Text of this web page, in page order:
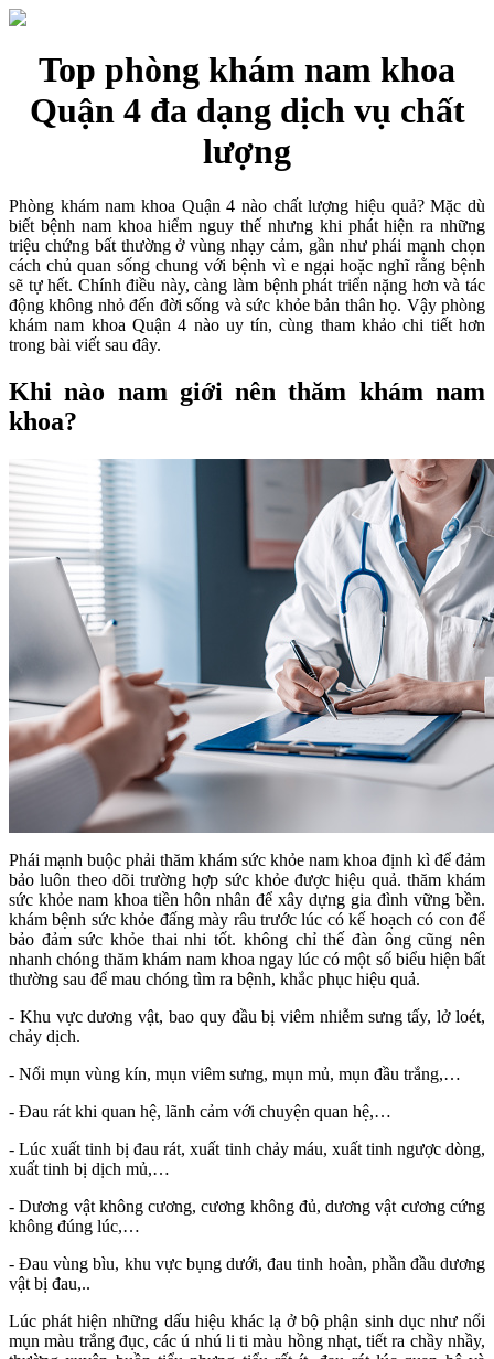
Top phòng khám nam khoa
Quận 4 đa dạng dịch vụ chất
lượng
Phòng khám nam khoa Quận 4 nào chất lượng hiệu quả? Mặc dù
biết bệnh nam khoa hiểm nguy thế nhưng khi phát hiện ra những
triệu chứng bất thường ở vùng nhạy cảm, gần như phái mạnh chọn
cách chủ quan sống chung với bệnh vì e ngại hoặc nghĩ rằng bệnh
sẽ tự hết. Chính điều này, càng làm bệnh phát triển nặng hơn và tác
động không nhỏ đến đời sống và sức khỏe bản thân họ. Vậy phòng
khám nam khoa Quận 4 nào uy tín, cùng tham khảo chi tiết hơn
trong bài viết sau đây.
Khi nào nam giới nên thăm khám nam
khoa?
Phái mạnh buộc phải thăm khám sức khỏe nam khoa định kì để đảm
bảo luôn theo dõi trường hợp sức khỏe được hiệu quả. thăm khám
sức khỏe nam khoa tiền hôn nhân để xây dựng gia đình vững bền.
khám bệnh sức khỏe đấng mày râu trước lúc có kế hoạch có con để
bảo đảm sức khỏe thai nhi tốt. không chỉ thế đàn ông cũng nên
nhanh chóng thăm khám nam khoa ngay lúc có một số biểu hiện bất
thường sau để mau chóng tìm ra bệnh, khắc phục hiệu quả.
- Khu vực dương vật, bao quy đầu bị viêm nhiễm sưng tấy, lở loét,
chảy dịch.
- Nổi mụn vùng kín, mụn viêm sưng, mụn mủ, mụn đầu trắng,…
- Đau rát khi quan hệ, lãnh cảm với chuyện quan hệ,…
- Lúc xuất tinh bị đau rát, xuất tinh chảy máu, xuất tinh ngược dòng,
xuất tinh bị dịch mủ,…
- Dương vật không cương, cương không đủ, dương vật cương cứng
không đúng lúc,…
- Đau vùng bìu, khu vực bụng dưới, đau tinh hoàn, phần đầu dương
vật bị đau,..
Lúc phát hiện những dấu hiệu khác lạ ở bộ phận sinh dục như nổi
mụn màu trắng đục, các ú nhú li ti màu hồng nhạt, tiết ra chầy nhầy,